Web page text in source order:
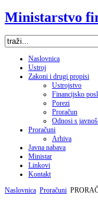
Ministarstvo
Naslovnica
Ustroj
Zakoni i drugi propisi
Ustrojstvo
Financijsko
Porezi
Proračun
Odnosi s
Proračuni
Arhiva
Javna nabava
Ministar
Linkovi
Kontakt
Naslovnica Proračuni